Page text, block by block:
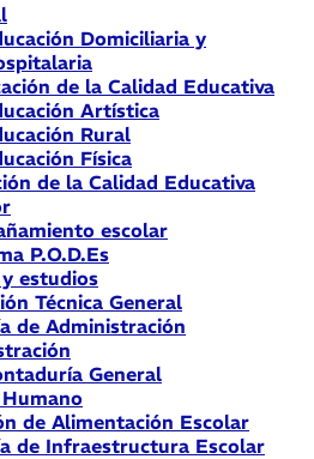
Domiciliaria y
de la Calidad Educativa
Artística
Rural
Física
de la Calidad Educativa
escolar
P.O.D.Es
estudios
Técnica General
de Administración
General
de Alimentación Escolar
de Infraestructura Escolar